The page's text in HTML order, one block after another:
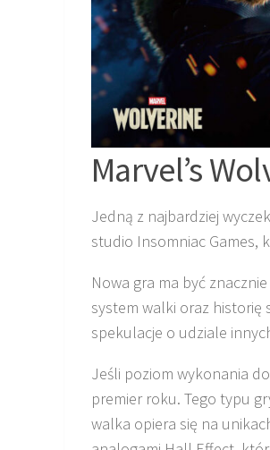
Marvel’s
Jedną z najbardziej
studio Insomniac Games,
Nowa gra ma być
system walki oraz historię
spekulacje o udziale
Jeśli poziom wykonania
premier roku. Tego typu
walka opiera się na